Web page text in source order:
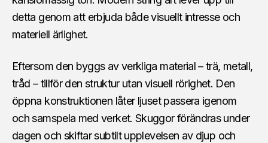
detta genom att erbjuda både visuellt intresse och
materiell ärlighet.
Eftersom den byggs av verkliga material – trä, metall,
tråd – tillför den struktur utan visuell rörighet. Den
öppna konstruktionen låter ljuset passera igenom
och samspela med verket. Skuggor förändras under
dagen och skiftar subtilt upplevelsen av djup och